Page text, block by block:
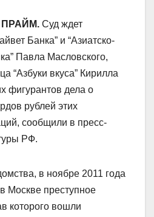
ПРАЙМ. Суд ждет
Банка” и “Азиатско-
Павла Масловского,
“Азбуки вкуса” Кирилла
фигурантов дела о
рублей этих
сообщили в пресс-
РФ.
в ноябре 2011 года
Москве преступное
которого вошли